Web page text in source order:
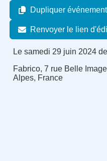
Dupliquer événement
Renvoyer le lien
Le samedi 29 juin 2024
Fabrico, 7 rue Belle
Alpes, France